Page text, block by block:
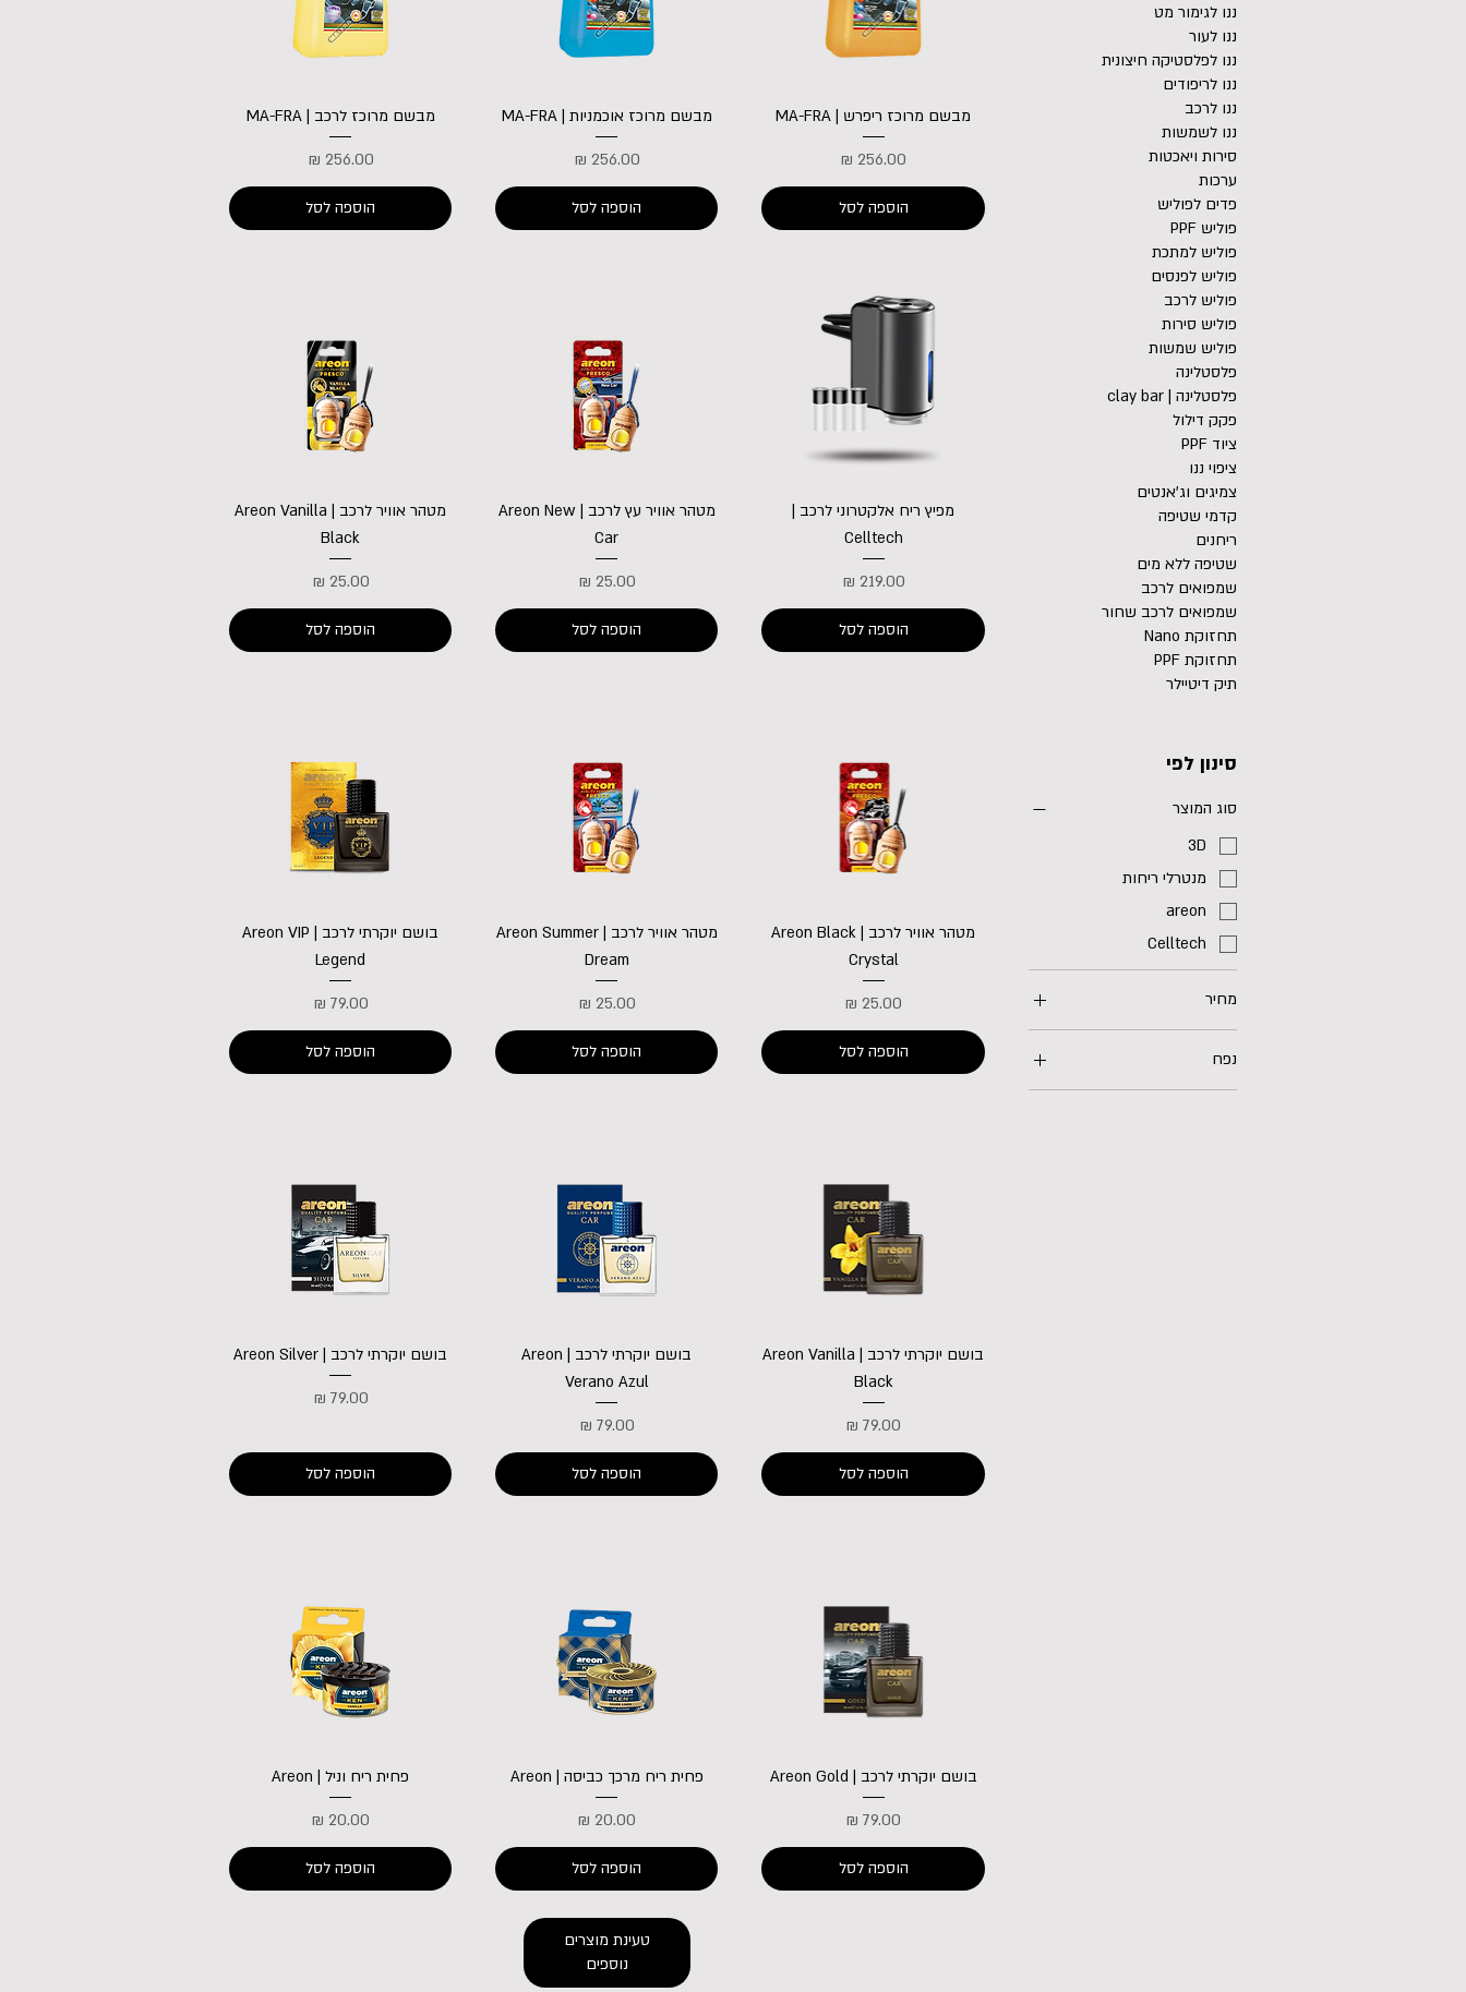
ננו לגימור מט
ננו לעור
ננו לפלסטיקה חיצונית
ננו לריפודים
ננו לרכב
ננו לשמשות
סירות ויאכטות
ערכות
פדים לפוליש
פוליש PPF
פוליש למתכת
פוליש לפנסים
פוליש לרכב
פוליש סירות
פוליש שמשות
פלסטלינה
פלסטלינה | clay bar
פקק דילול
ציוד PPF
ציפוי ננו
צמיגים וג'אנטים
קדמי שטיפה
ריחנים
שטיפה ללא מים
שמפואים לרכב
שמפואים לרכב שחור
תחזוקת Nano
תחזוקת PPF
תיק דיטיילר
סינון לפי
סוג המוצר
3D
מנטרלי ריחות
areon
Celltech
מחיר
נפח
473 מ"ל
מבשם מרוכז ריפרש | MA-FRA
מחיר
הוספה לסל
מבשם מרוכז אוכמניות | MA-FRA
מחיר
הוספה לסל
מבשם מרוכז לרכב | MA-FRA
מחיר
הוספה לסל
מפיץ ריח אלקטרוני לרכב |
Celltech
מחיר
הוספה לסל
מטהר אוויר עץ לרכב | Areon New
Car
מחיר
הוספה לסל
מטהר אוויר לרכב | Areon Vanilla
Black
מחיר
הוספה לסל
מטהר אוויר לרכב | Areon Black
Crystal
מחיר
הוספה לסל
מטהר אוויר לרכב | Areon Summer
Dream
מחיר
הוספה לסל
בושם יוקרתי לרכב | Areon VIP
Legend
מחיר
הוספה לסל
בושם יוקרתי לרכב | Areon Vanilla
Black
מחיר
הוספה לסל
בושם יוקרתי לרכב | Areon
Verano Azul
מחיר
הוספה לסל
בושם יוקרתי לרכב | Areon Silver
מחיר
הוספה לסל
בושם יוקרתי לרכב | Areon Gold
מחיר
הוספה לסל
פחית ריח מרכך כביסה | Areon
מחיר
הוספה לסל
פחית ריח וניל | Areon
מחיר
הוספה לסל
טעינת מוצרים
נוספים